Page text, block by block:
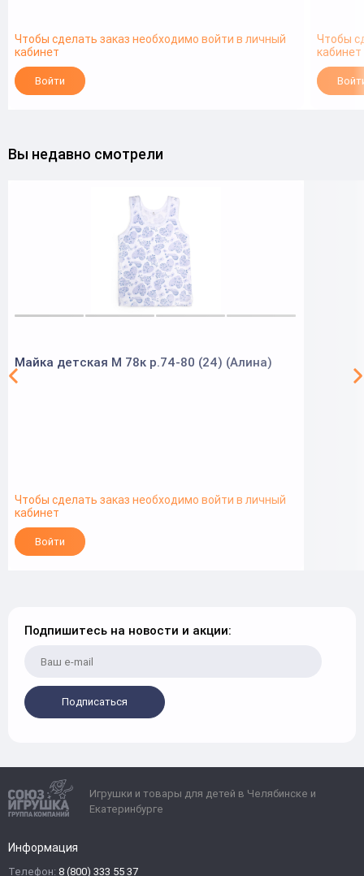
Чтобы сделать заказ необходимо войти в личный
кабинет
Войти
Чтобы
кабинет
Вы недавно смотрели
Майка детская М 78к р.74-80 (24) (Алина)
Чтобы сделать заказ необходимо войти в личный
кабинет
Войти
Подпишитесь на новости и акции:
Подписаться
Игрушки и товары для детей в Челябинске и
Екатеринбурге
Информация
Телефон: 8 (800) 333 55 37